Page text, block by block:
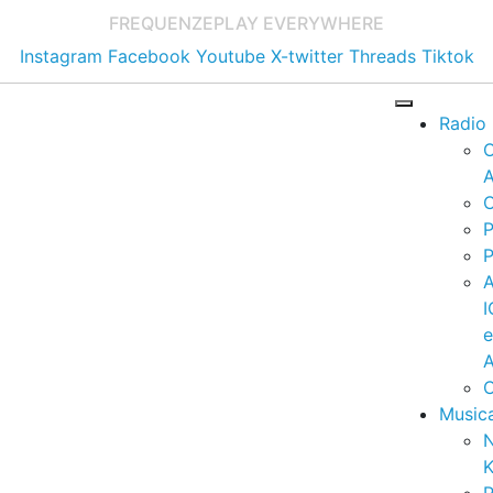
FREQUENZEPLAY EVERYWHERE
Instagram Facebook Youtube X-twitter Threads Tiktok
Radio
e